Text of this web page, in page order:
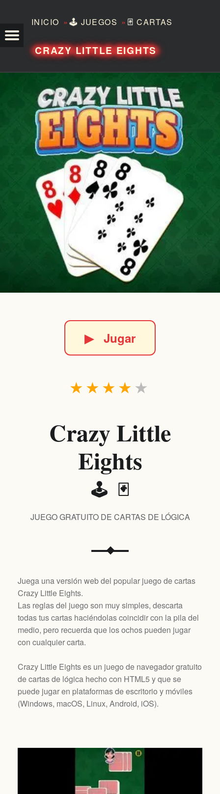
INICIO »🕹️ JUEGOS »🃏 CARTAS
CRAZY LITTLE EIGHTS
▶Jugar
★
★
★
★
★
Crazy Little
Eights
🕹️ 🃏
JUEGO GRATUITO DE CARTAS DE LÓGICA
Juega una versión web del popular juego de cartas
Crazy Little Eights.
Las reglas del juego son muy simples, descarta
todas tus cartas haciéndolas coincidir con la pila del
medio, pero recuerda que los ochos pueden jugar
con cualquier carta.
Crazy Little Eights es un juego de navegador gratuito
de cartas de lógica hecho con HTML5 y que se
puede jugar en plataformas de escritorio y móviles
(Windows, macOS, Linux, Android, iOS).